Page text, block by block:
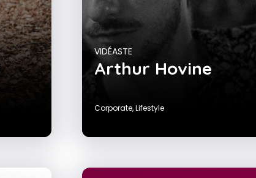
VIDÉASTE
Arthur Hovine
Corporate,Lifestyle